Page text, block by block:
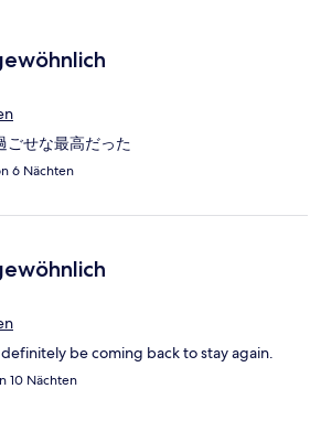
ごせな最高だった
6 Nächten
be coming back to stay again.
10 Nächten